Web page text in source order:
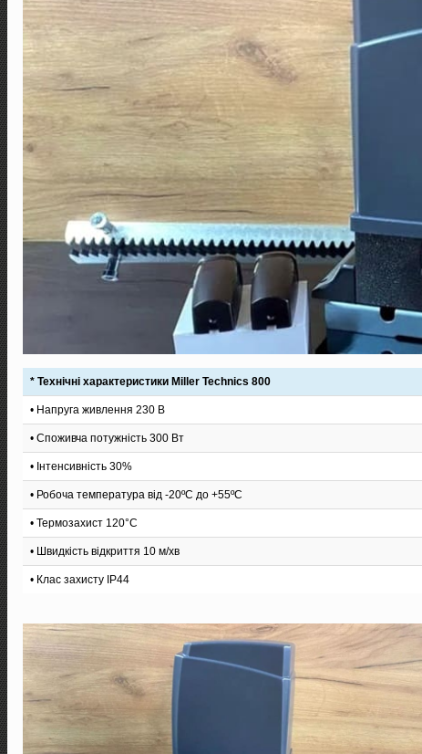
* Технічні характеристики Miller Technics 800
• Напруга живлення 230 В
• Споживча потужність 300 Вт
• Інтенсивність 30%
• Робоча температура від -20ºС до +55ºС
• Термозахист 120°C
• Швидкість відкриття 10 м/хв
• Клас захисту IP44